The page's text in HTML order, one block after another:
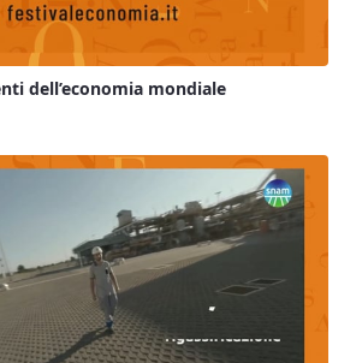
dell’economia mondiale